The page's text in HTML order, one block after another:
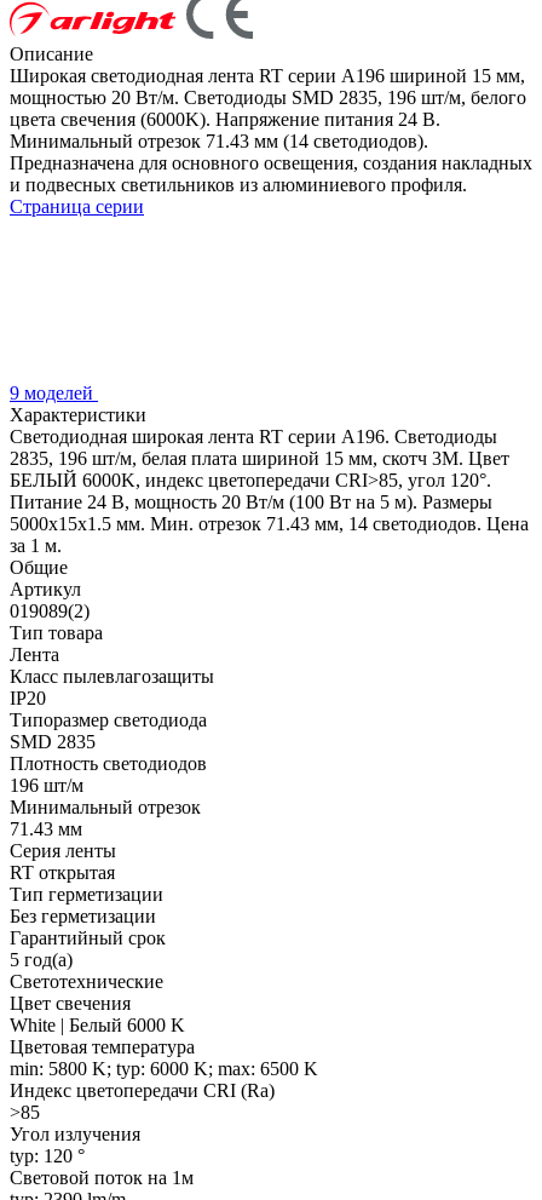
Описание
Широкая светодиодная лента RT серии A196 шириной 15 мм,
мощностью 20 Вт/м. Светодиоды SMD 2835, 196 шт/м, белого
цвета свечения (6000K). Напряжение питания 24 В.
Минимальный отрезок 71.43 мм (14 светодиодов).
Предназначена для основного освещения, создания накладных
и подвесных светильников из алюминиевого профиля.
Страница серии
9 моделей
Характеристики
Светодиодная широкая лента RT серии A196. Светодиоды
2835, 196 шт/м, белая плата шириной 15 мм, скотч 3M. Цвет
БЕЛЫЙ 6000K, индекс цветопередачи CRI>85, угол 120°.
Питание 24 В, мощность 20 Вт/м (100 Вт на 5 м). Размеры
5000x15x1.5 мм. Мин. отрезок 71.43 мм, 14 светодиодов. Цена
за 1 м.
Общие
Артикул
019089(2)
Тип товара
Лента
Класс пылевлагозащиты
IP20
Типоразмер светодиода
SMD 2835
Плотность светодиодов
196 шт/м
Минимальный отрезок
71.43 мм
Серия ленты
RT открытая
Тип герметизации
Без герметизации
Гарантийный срок
5 год(а)
Светотехнические
Цвет свечения
White | Белый 6000 K
Цветовая температура
min: 5800 K; typ: 6000 K; max: 6500 K
Индекс цветопередачи CRI (Ra)
>85
Угол излучения
typ: 120 °
Световой поток на 1м